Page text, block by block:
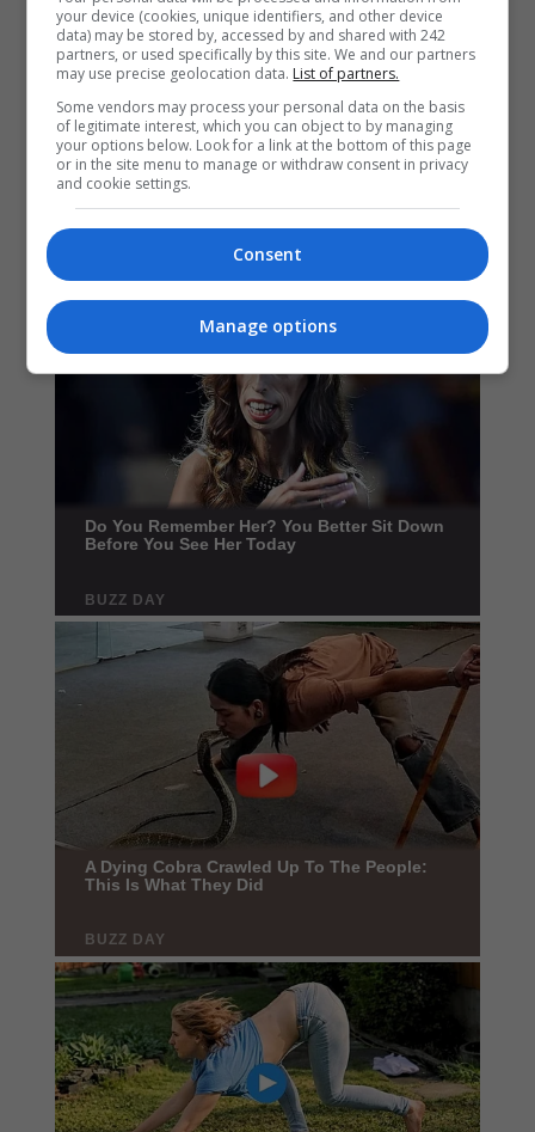
your device (cookies, unique identifiers, and other device
data) may be stored by, accessed by and shared with 242
partners, or used specifically by this site. We and our partners
may use precise geolocation data. List of partners.
Some vendors may process your personal data on the basis
of legitimate interest, which you can object to by managing
your options below. Look for a link at the bottom of this page
or in the site menu to manage or withdraw consent in privacy
and cookie settings.
Consent
Manage options